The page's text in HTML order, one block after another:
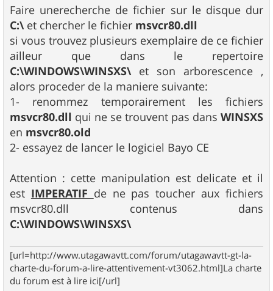
Faire unerecherche de fichier sur le disque dur
C:\ et chercher le fichier msvcr80.dll
si vous trouvez plusieurs exemplaire de ce fichier
ailleur que dans le repertoire
C:\WINDOWS\WINSXS\ et son arborescence ,
alors proceder de la maniere suivante:
1- renommez temporairement les fichiers
msvcr80.dll qui ne se trouvent pas dans WINSXS
en msvcr80.old
2- essayez de lancer le logiciel Bayo CE
Attention : cette manipulation est delicate et il
est IMPERATIF de ne pas toucher aux fichiers
msvcr80.dll contenus dans
C:\WINDOWS\WINSXS\
[url=http://www.utagawavtt.com/forum/utagawavtt-gt-la-
charte-du-forum-a-lire-attentivement-vt3062.html]La charte
du forum est à lire ici[/url]